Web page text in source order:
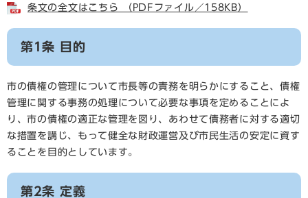
条文の全文はこちら （PDFファイル／158KB）
第1条 目的
市の債権の管理について市長等の責務を明らかにすること、債権
管理に関する事務の処理について必要な事項を定めることによ
り、市の債権の適正な管理を図り、あわせて債務者に対する適切
な措置を講じ、もって健全な財政運営及び市民生活の安定に資す
ることを目的としています。
第2条 定義